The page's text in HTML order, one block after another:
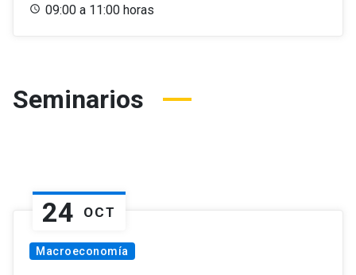
09:00 a 11:00 horas
Seminarios
24 OCT
Macroeconomía